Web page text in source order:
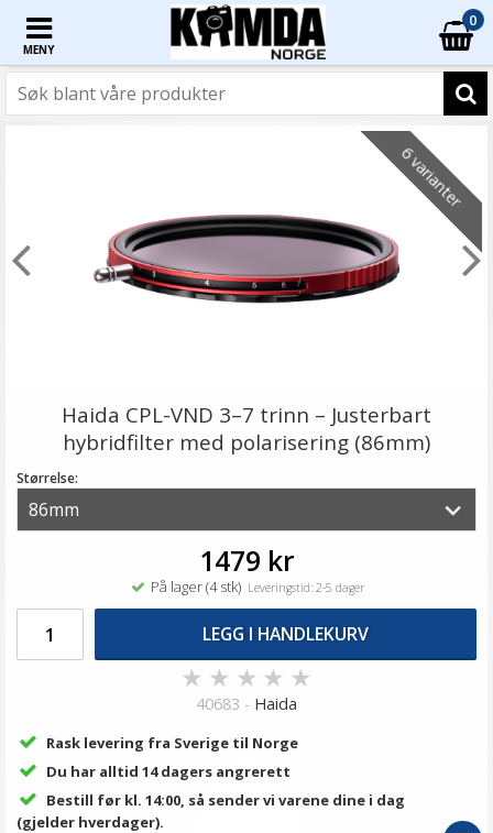
MENY
0
6 varianter
Haida CPL-VND 3–7 trinn – Justerbart
hybridfilter med polarisering (86mm)
Størrelse:
1479 kr
På lager (4 stk)Leveringstid: 2-5 dager
LEGG I HANDLEKURV
★ ★ ★ ★ ★
40683 - Haida
Rask levering fra Sverige til Norge
Du har alltid 14 dagers angrerett
Bestill før kl. 14:00, så sender vi varene dine i dag
(gjelder hverdager).